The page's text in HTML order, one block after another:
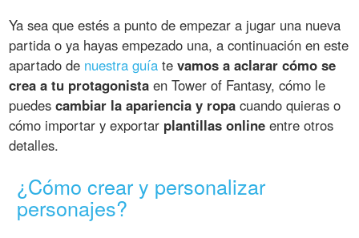
Ya sea que estés a punto de empezar a jugar una nueva
partida o ya hayas empezado una, a continuación en este
apartado de nuestra guía tevamos a aclarar cómo se
crea a tu protagonista en Tower of Fantasy, cómo le
puedescambiar la apariencia y ropa cuando quieras o
cómo importar y exportar plantillas online entre otros
detalles.
¿Cómo crear y personalizar
personajes?